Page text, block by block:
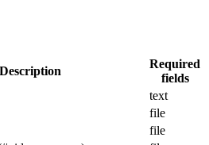
Description
Required
fields
text
file
file